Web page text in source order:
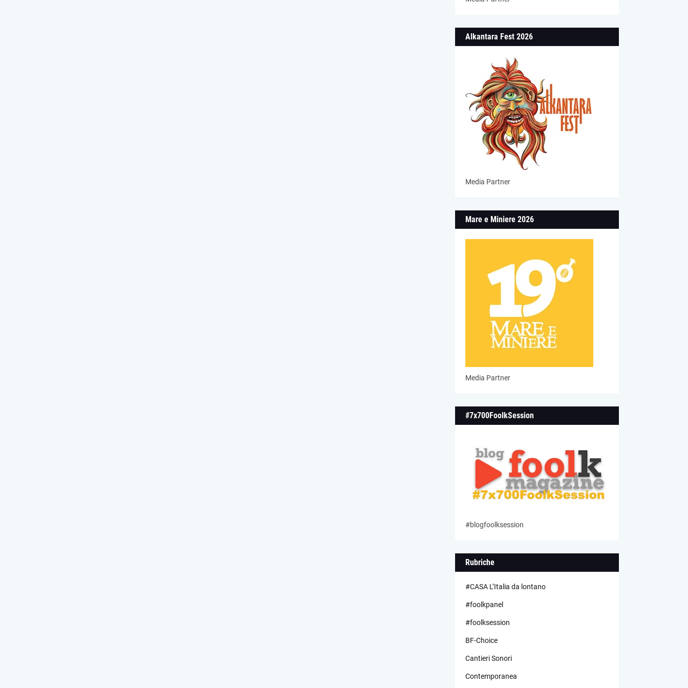
Alkantara Fest 2026
Media Partner
Mare e Miniere 2026
Media Partner
#7x700FoolkSession
#blogfoolksession
Rubriche
#CASA L’Italia da lontano
#foolkpanel
#foolksession
BF-Choice
Cantieri Sonori
Contemporanea